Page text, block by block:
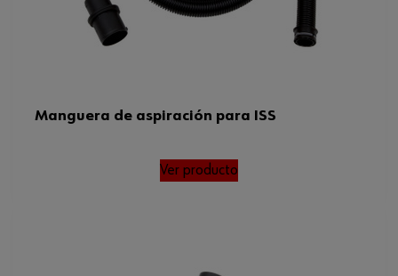
Manguera de aspiración para ISS
Ver producto